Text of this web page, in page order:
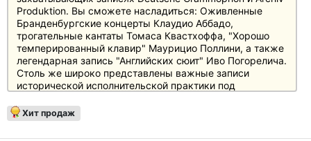
Produktion. Вы сможете насладиться: Оживленные
Бранденбургские концерты Клаудио Аббадо,
трогательные кантаты Томаса Квастхоффа, "Хорошо
темперированный клавир" Маурицио Поллини, а также
легендарная запись "Английских сюит" Иво Погорелича.
Столь же широко представлены важные записи
исторической исполнительской практики под
и Тревора Пиннока.
Все без исключения области творчества Баха
Хит продаж